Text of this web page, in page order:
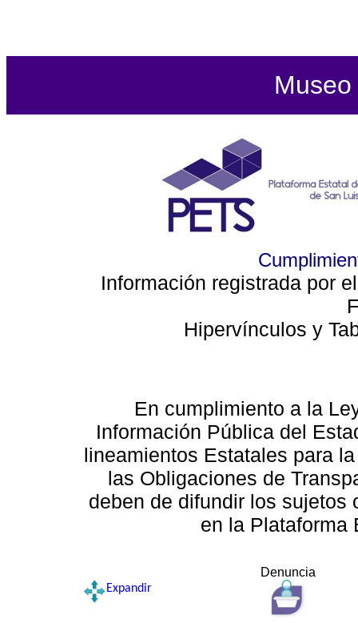
Información registrada por
Hipervínculos y
En cumplimiento a la
Información Pública del
lineamientos Estatales para
las Obligaciones de
deben de difundir los sujetos
en la Plataforma
Denuncia
Expandir